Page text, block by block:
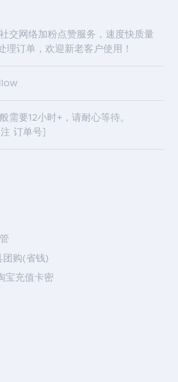
交网络加粉点赞服务，速度快质量
理订单，欢迎新老客户使用！
需要12小时+，请耐心等待。
订单号]
团购(省钱)
宝充值卡密